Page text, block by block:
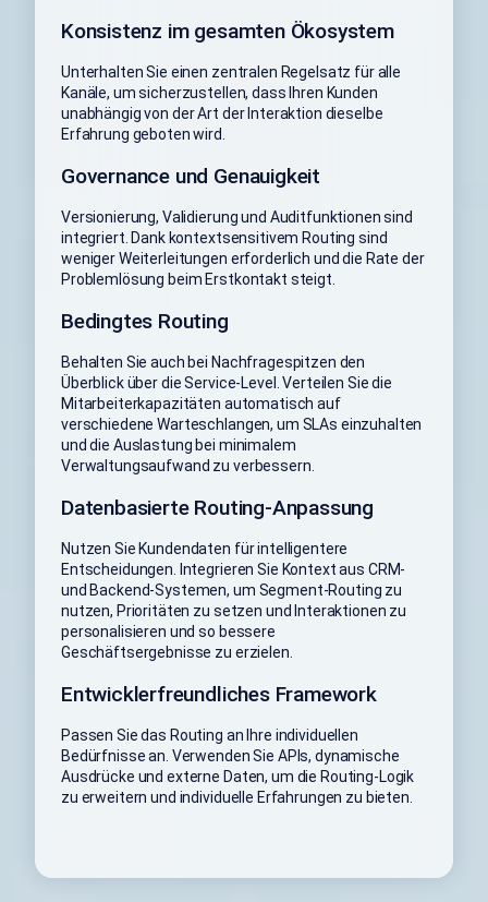
Konsistenz im gesamten Ökosystem
Unterhalten Sie einen zentralen Regelsatz für alle
Kanäle, um sicherzustellen, dass Ihren Kunden
unabhängig von der Art der Interaktion dieselbe
Erfahrung geboten wird.
Governance und Genauigkeit
Versionierung, Validierung und Auditfunktionen sind
integriert. Dank kontextsensitivem Routing sind
weniger Weiterleitungen erforderlich und die Rate der
Problemlösung beim Erstkontakt steigt.
Bedingtes Routing
Behalten Sie auch bei Nachfragespitzen den
Überblick über die Service-Level. Verteilen Sie die
Mitarbeiterkapazitäten automatisch auf
verschiedene Warteschlangen, um SLAs einzuhalten
und die Auslastung bei minimalem
Verwaltungsaufwand zu verbessern.
Datenbasierte Routing-Anpassung
Nutzen Sie Kundendaten für intelligentere
Entscheidungen. Integrieren Sie Kontext aus CRM-
und Backend-Systemen, um Segment-Routing zu
nutzen, Prioritäten zu setzen und Interaktionen zu
personalisieren und so bessere
Geschäftsergebnisse zu erzielen.
Entwicklerfreundliches Framework
Passen Sie das Routing an Ihre individuellen
Bedürfnisse an. Verwenden Sie APIs, dynamische
Ausdrücke und externe Daten, um die Routing-Logik
zu erweitern und individuelle Erfahrungen zu bieten.